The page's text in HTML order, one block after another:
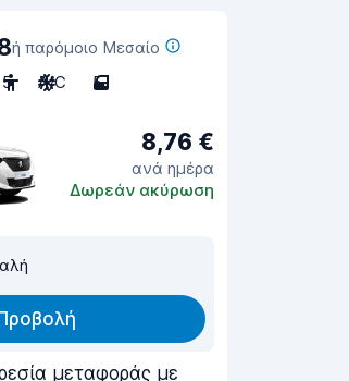
ή παρόμοιο Μεσαίο
5 A/C 5
8,76 €
ανά ημέρα
Δωρεάν ακύρωση
μεταφοράς με